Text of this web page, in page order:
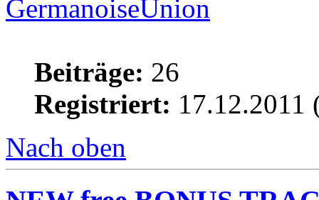
GermanoiseUnion
Beiträge: 26
Registriert: 17.12.2011
Nach oben